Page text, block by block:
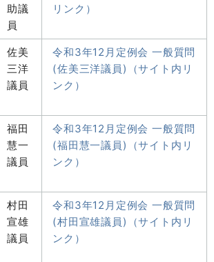
助議
員
リンク）
佐美
三洋
議員
令和3年12月定例会 一般質問
(佐美三洋議員)（サイト内リ
ンク）
福田
慧一
議員
令和3年12月定例会 一般質問
(福田慧一議員)（サイト内リ
ンク）
村田
宣雄
議員
令和3年12月定例会 一般質問
(村田宣雄議員)（サイト内リ
ンク）